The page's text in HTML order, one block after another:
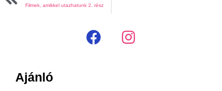
Filmek, amikkel utazhatunk 2. rész
Ajánló